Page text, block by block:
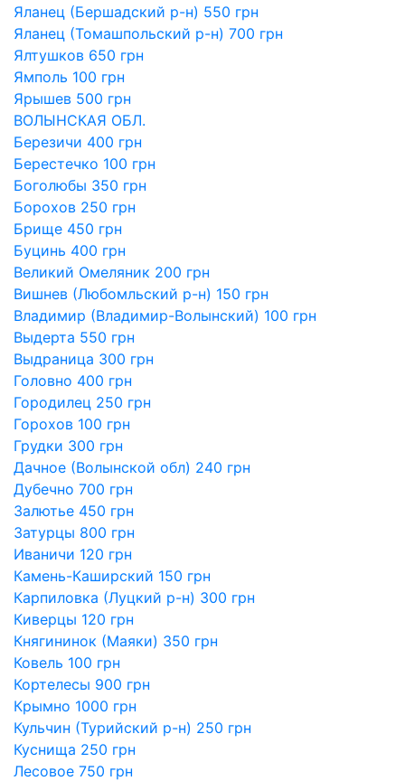
Яланец (Бершадский р-н) 550 грн
Яланец (Томашпольский р-н) 700 грн
Ялтушков 650 грн
Ямполь 100 грн
Ярышев 500 грн
ВОЛЫНСКАЯ ОБЛ.
Березичи 400 грн
Берестечко 100 грн
Боголюбы 350 грн
Борохов 250 грн
Брище 450 грн
Буцинь 400 грн
Великий Омеляник 200 грн
Вишнев (Любомльский р-н) 150 грн
Владимир (Владимир-Волынский) 100 грн
Выдерта 550 грн
Выдраница 300 грн
Головно 400 грн
Городилец 250 грн
Горохов 100 грн
Грудки 300 грн
Дачное (Волынской обл) 240 грн
Дубечно 700 грн
Залютье 450 грн
Затурцы 800 грн
Иваничи 120 грн
Камень-Каширский 150 грн
Карпиловка (Луцкий р-н) 300 грн
Киверцы 120 грн
Княгининок (Маяки) 350 грн
Ковель 100 грн
Кортелесы 900 грн
Крымно 1000 грн
Кульчин (Турийский р-н) 250 грн
Куснища 250 грн
Лесовое 750 грн